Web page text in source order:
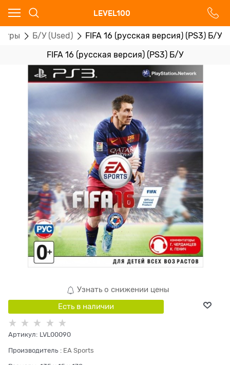
LEVEL100
Б/У (Used) FIFA 16 (русская версия) (PS3) Б/У
FIFA 16 (русская версия) (PS3) Б/У
Узнать о снижении цены
Есть в наличии
Артикул: LVL00090
Производитель : EA Sports
Ваш город - Москва,
угадали?
ДА НЕТ